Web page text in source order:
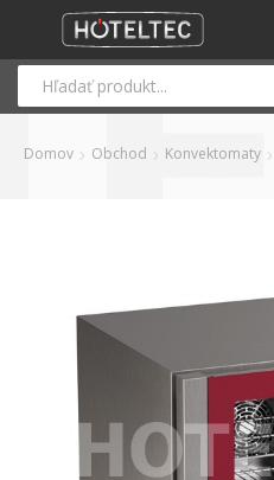
Domov Obchod Konvektomaty